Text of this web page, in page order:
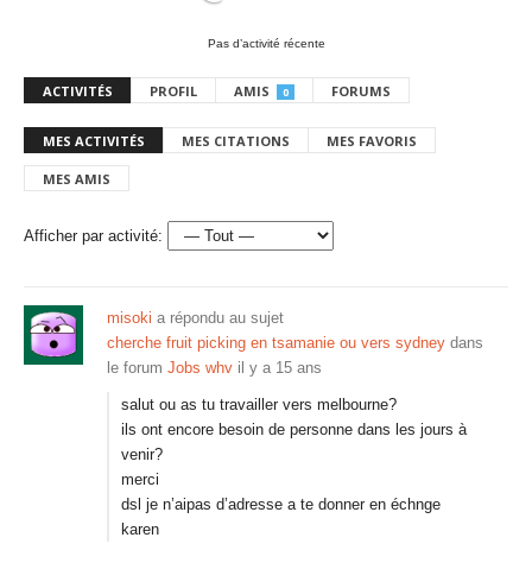
Pas d’activité récente
ACTIVITÉS PROFIL AMIS 0 FORUMS
MES ACTIVITÉS MES CITATIONS MES FAVORIS
MES AMIS
Afficher par activité:
misoki a répondu au sujet
cherche fruit picking en tsamanie ou vers sydney dans
le forum Jobs whv il y a 15 ans
salut ou as tu travailler vers melbourne?
ils ont encore besoin de personne dans les jours à
venir?
merci
dsl je n’aipas d’adresse a te donner en échnge
karen